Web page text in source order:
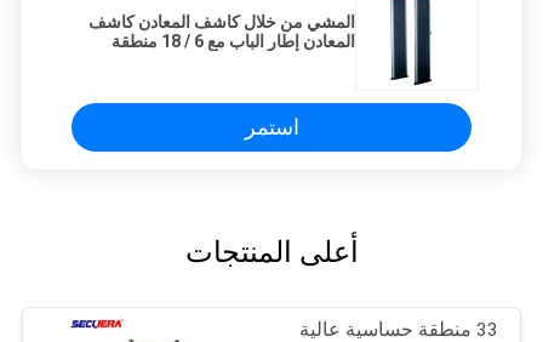
المشي من خلال كاشف المعادن كاشف
المعادن إطار الباب مع 6 / 18 منطقة
استمر
أعلى المنتجات
33 منطقة حساسية عالية